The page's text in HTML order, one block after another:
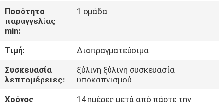
ΓΎΡΟΣ
ΕΡΓΟΣΤΑΣΊΩΝ
ΠΟΙΟΤΙΚΌΣ
ΈΛΕΓΧΟΣ
Ποσότητα
παραγγελίας
min:
1 ομάδα
Τιμή:
Διαπραγματεύσιμα
Συσκευασία
λεπτομέρειες:
ξύλινη ξύλινη συσκευασία
υποκαπνισμού
Χρόνος
14 ημέρες μετά από πάρτε την